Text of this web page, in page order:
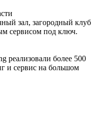
зал, загородный клуб
сервисом под ключ.
реализовали более 500
и сервис на большом